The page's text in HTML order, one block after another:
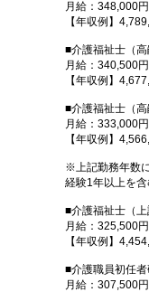
月給：348,000
【年収例】
■介護福祉士（
月給：340,500
【年収例】
■介護福祉士（
月給：333,000
【年収例】
※上記勤務年数
経験1年以上を
■介護福祉士（上
月給：325,500
【年収例】
■介護職員初任
月給：307,500